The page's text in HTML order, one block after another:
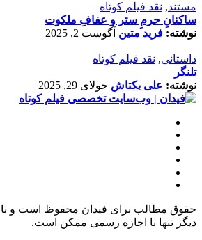
مستند, نقد فیلم کوتاه
ساکنانِ حرمِ ستر و عفافِ ملکوت
نوشته: فرید متین آگوست 2, 2025
داستانی, نقد فیلم کوتاه
تلنگر
نوشته: علی بکتاش جولای 29, 2025
حقوق مطالب برای فیدان محفوظ است و
دیگر تنها با اجازه رسمی ممکن است.